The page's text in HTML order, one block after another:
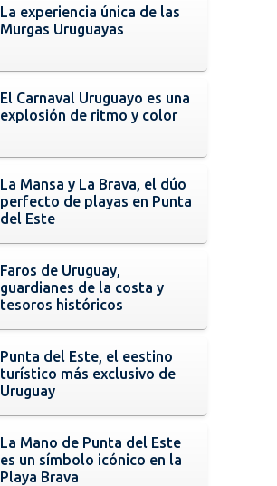
La experiencia única de las
Murgas Uruguayas
El Carnaval Uruguayo es una
explosión de ritmo y color
La Mansa y La Brava, el dúo
perfecto de playas en Punta
del Este
Faros de Uruguay,
guardianes de la costa y
tesoros históricos
Punta del Este, el eestino
turístico más exclusivo de
Uruguay
La Mano de Punta del Este
es un símbolo icónico en la
Playa Brava